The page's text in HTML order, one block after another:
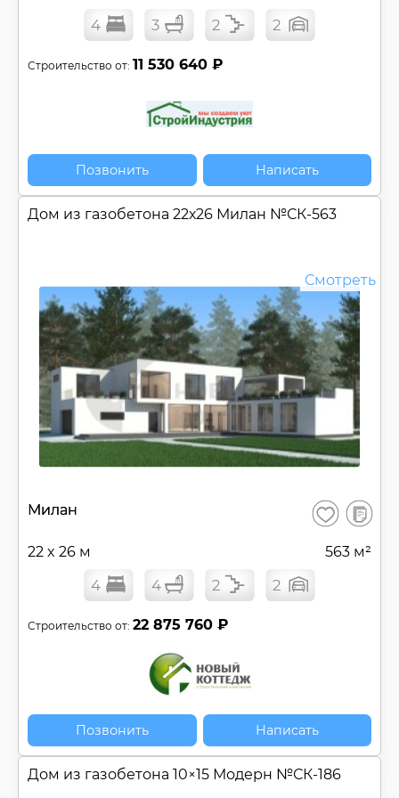
Мастер-спальня
Панорамные окна
Угловой (Г-обр.) проект
Цокольный этаж
Эксплуатируемая кровля
Сбросить
4 3 2 2
Строительство от: 11 530 640 ₽
Позвонить Написать
Дом из газобетона 22х26 Милан №СК-563
Смотреть
Милан Сохранить
В
22 x 26 м 563 м²
4 4 2 2
Строительство от: 22 875 760 ₽
Позвонить Написать
Дом из газобетона 10×15 Модерн №СК-186